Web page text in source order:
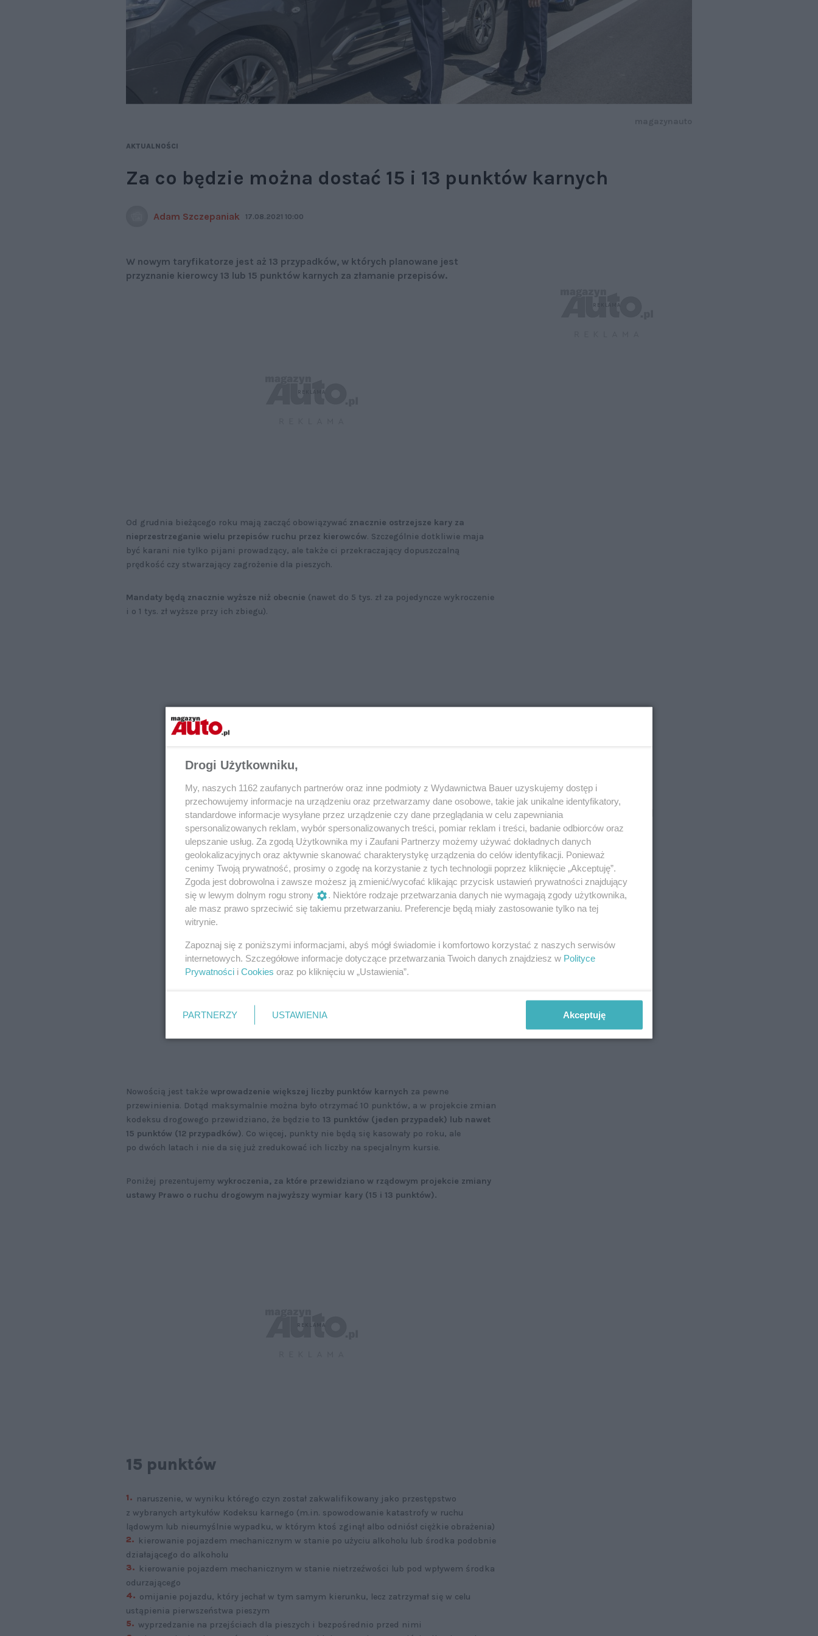
AKTUALNOŚCI
Za co będzie można dostać 15 i 13 punktów karnych
Adam Szczepaniak 17.08.2021 10:00
W nowym taryfikatorze jest aż 13 przypadków, w których planowane jest
przyznanie kierowcy 13 lub 15 punktów karnych za złamanie przepisów.
Od grudnia bieżącego roku mają zacząć obowiązywać znacznie ostrzejsze kary za
nieprzestrzeganie wielu przepisów ruchu przez kierowców. Szczególnie dotkliwie maja
być karani nie tylko pijani prowadzący, ale także ci przekraczający dopuszczalną
prędkość czy stwarzający zagrożenie dla pieszych.
Mandaty będą znacznie wyższe niż obecnie (nawet do 5 tys. zł za pojedyncze wykroczenie
i o 1 tys. zł wyższe przy ich zbiegu).
Nowością jest także wprowadzenie większej liczby punktów karnych za pewne
przewinienia. Dotąd maksymalnie można było otrzymać 10 punktów, a w projekcie zmian
kodeksu drogowego przewidziano, że będzie to 13 punktów (jeden przypadek) lub nawet
15 punktów (12 przypadków). Co więcej, punkty nie będą się kasowały po roku, ale
po dwóch latach i nie da się już zredukować ich liczby na specjalnym kursie.
Poniżej prezentujemy wykroczenia, za które przewidziano w rządowym projekcie zmiany
ustawy Prawo o ruchu drogowym najwyższy wymiar kary (15 i 13 punktów).
15 punktów
naruszenie, w wyniku którego czyn został zakwalifikowany jako przestępstwo
z wybranych artykułów Kodeksu karnego (m.in. spowodowanie katastrofy w ruchu
lądowym lub nieumyślnie wypadku, w którym ktoś zginął albo odniósł ciężkie obrażenia)
kierowanie pojazdem mechanicznym w stanie po użyciu alkoholu lub środka podobnie
działającego do alkoholu
kierowanie pojazdem mechanicznym w stanie nietrzeźwości lub pod wpływem środka
odurzającego
omijanie pojazdu, który jechał w tym samym kierunku, lecz zatrzymał się w celu
ustąpienia pierwszeństwa pieszym
wyprzedzanie na przejściach dla pieszych i bezpośrednio przed nimi
Drogi Użytkowniku,
My, naszych 1162 zaufanych partnerów oraz inne podmioty z Wydawnictwa Bauer uzyskujemy dostęp i
przechowujemy informacje na urządzeniu oraz przetwarzamy dane osobowe, takie jak unikalne identyfikatory,
standardowe informacje wysyłane przez urządzenie czy dane przeglądania w celu zapewniania
spersonalizowanych reklam, wybór spersonalizowanych treści, pomiar reklam i treści, badanie odbiorców oraz
ulepszanie usług. Za zgodą Użytkownika my i Zaufani Partnerzy możemy używać dokładnych danych
geolokalizacyjnych oraz aktywnie skanować charakterystykę urządzenia do celów identyfikacji. Ponieważ
cenimy Twoją prywatność, prosimy o zgodę na korzystanie z tych technologii poprzez kliknięcie „Akceptuję”.
Zgoda jest dobrowolna i zawsze możesz ją zmienić/wycofać klikając przycisk ustawień prywatności znajdujący
się w lewym dolnym rogu strony
. Niektóre rodzaje przetwarzania danych nie wymagają zgody użytkownika,
ale masz prawo sprzeciwić się takiemu przetwarzaniu. Preferencje będą miały zastosowanie tylko na tej
witrynie.
Zapoznaj się z poniższymi informacjami, abyś mógł świadomie i komfortowo korzystać z naszych serwisów
internetowych. Szczegółowe informacje dotyczące przetwarzania Twoich danych znajdziesz w Polityce
Prywatności i Cookies oraz po kliknięciu w „Ustawienia”.
PARTNERZY USTAWIENIA Akceptuję